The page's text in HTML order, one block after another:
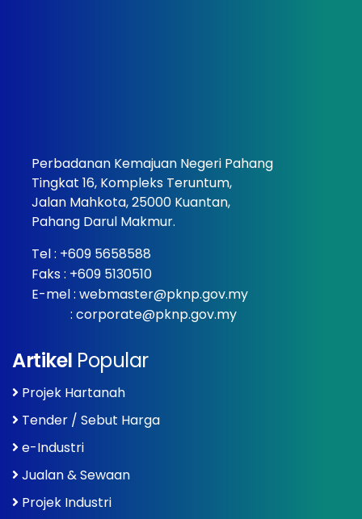
Perbadanan Kemajuan Negeri Pahang
Tingkat 16, Kompleks Teruntum,
Jalan Mahkota, 25000 Kuantan,
Pahang Darul Makmur.
Tel : +609 5658588
Faks : +609 5130510
E-mel : webmaster@pknp.gov.my
: corporate@pknp.gov.my
Artikel Popular
Projek Hartanah
Tender / Sebut Harga
e-Industri
Jualan & Sewaan
Projek Industri